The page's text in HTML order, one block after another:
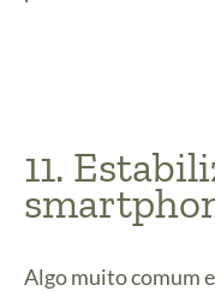
11.
Algo muito comum